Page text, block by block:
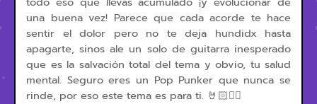
una buena vez! Parece que cada acorde te hace
sentir el dolor pero no te deja hundidx hasta
apagarte, sinos ale un solo de guitarra inesperado
que es la salvación total del tema y obvio, tu salud
mental. Seguro eres un Pop Punker que nunca se
rinde, por eso este tema es para ti. 🤘🏻❤️‍🔥